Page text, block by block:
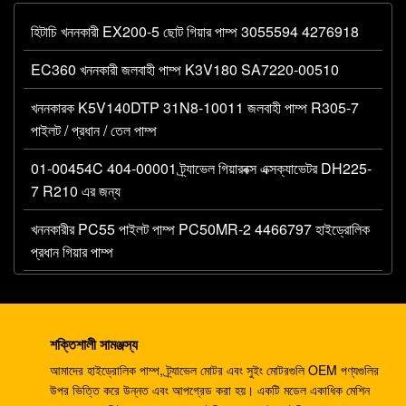
হিটাচি খননকারী EX200-5 ছোট গিয়ার পাম্প 3055594 4276918
EC360 খননকারী জলবাহী পাম্প K3V180 SA7220-00510
খননকারক K5V140DTP 31N8-10011 জলবাহী পাম্প R305-7
পাইলট / প্রধান / তেল পাম্প
01-00454C 404-00001 ট্র্যাভেল গিয়ারবক্স এক্সক্যাভেটর DH225-
7 R210 এর জন্য
খননকারীর PC55 পাইলট পাম্প PC50MR-2 4466797 হাইড্রোলিক
প্রধান গিয়ার পাম্প
খননকারী ডিএইচ 220-5 ডিএইচ 220-7 ট্র্যাভেল গিয়ারবক্স EC210
SANY235 S220LC-5
শক্তিশালী সামঞ্জস্য
আমাদের হাইড্রোলিক পাম্প, ট্র্যাভেল মোটর এবং সুইং মোটরগুলি OEM পণ্যগুলির
উপর ভিত্তি করে উন্নত এবং আপগ্রেড করা হয়। একটি মডেল একাধিক মেশিন